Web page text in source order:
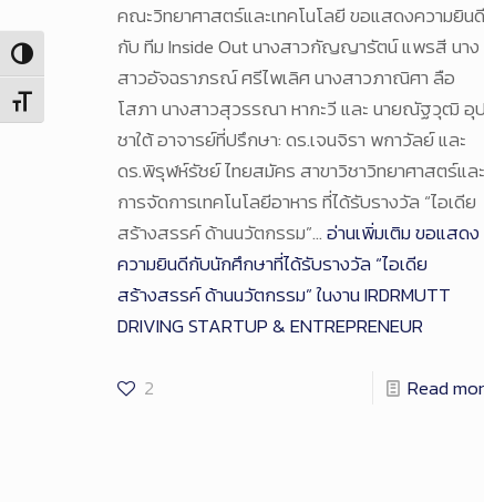
Toggle High Contrast
Toggle Font size
คณะวิทยาศาสตร์และเทคโนโลยี ขอแสดงความยินดี
กับ ทีม Inside Out นางสาวกัญญารัตน์ แพรสี นาง
สาวอัจฉราภรณ์ ศรีไพเลิศ นางสาวภาณิศา ลือ
โสภา นางสาวสุวรรณา หากะวี และ นายณัฐวุฒิ อุป
ชาใต้ อาจารย์ที่ปรึกษา: ดร.เจนจิรา พกาวัลย์ และ
ดร.พิรุฬห์รัชย์ ไทยสมัคร สาขาวิชาวิทยาศาสตร์และ
การจัดการเทคโนโลยีอาหาร ที่ได้รับรางวัล “ไอเดีย
สร้างสรรค์ ด้านนวัตกรรม”…อ่านเพิ่มเติมขอแสดง
ความยินดีกับนักศึกษาที่ได้รับรางวัล “ไอเดีย
สร้างสรรค์ ด้านนวัตกรรม” ในงาน IRDRMUTT
DRIVING STARTUP & ENTREPRENEUR
2 Read